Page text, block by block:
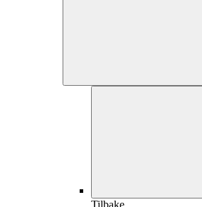
Tilbake